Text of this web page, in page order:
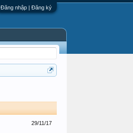
Đăng nhập | Đăng ký
29/11/17